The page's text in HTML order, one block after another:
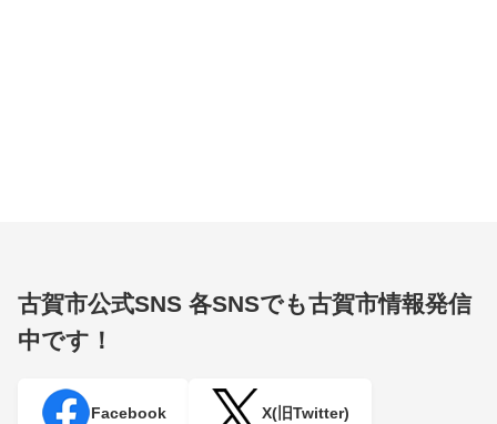
古賀市公式SNS 各SNSでも古賀市情報発信
中です！
Facebook X(旧Twitter)